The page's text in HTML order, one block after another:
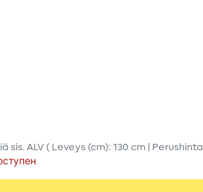
sis. ALV ( Leveys (cm): 130 cm | Perushinta